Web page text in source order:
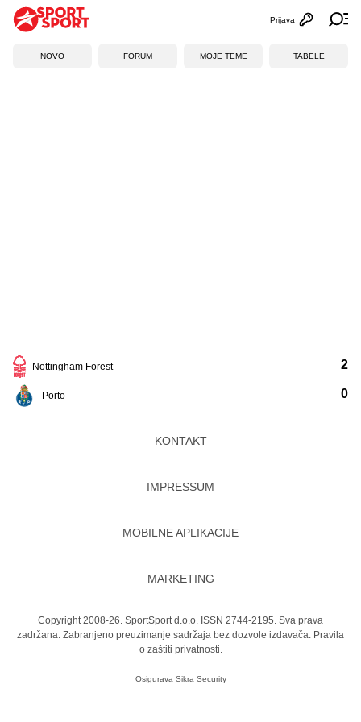
Otvori
Prijava
NOVO FORUM MOJE TEME TABELE
Nottingham Forest
Porto
2
0
KONTAKT
IMPRESSUM
MOBILNE APLIKACIJE
MARKETING
Copyright 2008-26. SportSport d.o.o. ISSN 2744-2195. Sva prava
zadržana. Zabranjeno preuzimanje sadržaja bez dozvole izdavača. Pravila
o zaštiti privatnosti.
Osigurava Sikra Security